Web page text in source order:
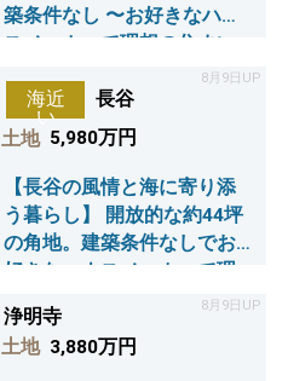
築条件なし 〜お好きなハウ
スメーカーで理想の住まい
8月9日UP
海近
い
長谷
土地 5,980万円
【長谷の風情と海に寄り添
う暮らし】 開放的な約44坪
の角地。建築条件なしでお
好きなハウスメーカーで理
想の邸宅を。江ノ電「長
谷」駅徒歩6分、長谷寺や由
比ヶ浜海岸も徒歩圏内の魅
8月9日UP
浄明寺
土地 3,880万円